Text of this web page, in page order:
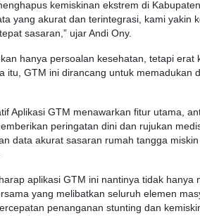
kemiskinan ekstrem di
yang akurat dan terintegrasi, kami yakin
sasaran,” ujar Andi Ony.
hanya persoalan kesehatan, tetapi erat
itu, GTM ini dirancang untuk memadukan
Aplikasi GTM menawarkan fitur utama,
peringatan dini dan rujukan
data akurat sasaran rumah tangga
aplikasi GTM ini nantinya tidak hanya
yang melibatkan seluruh elemen
penanganan stunting dan